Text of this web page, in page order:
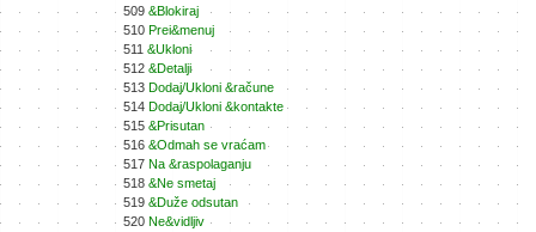
509 &Blokiraj
510 Prei&menuj
511 &Ukloni
512 &Detalji
513 Dodaj/Ukloni &račune
514 Dodaj/Ukloni &kontakte
515 &Prisutan
516 &Odmah se vraćam
517 Na &raspolaganju
518 &Ne smetaj
519 &Duže odsutan
520 Ne&vidljiv